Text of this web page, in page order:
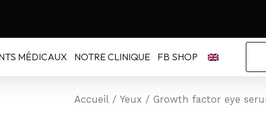
MÉDICAUX NOTRE CLINIQUE FB SHOP
Accueil /Yeux / Growth factor eye